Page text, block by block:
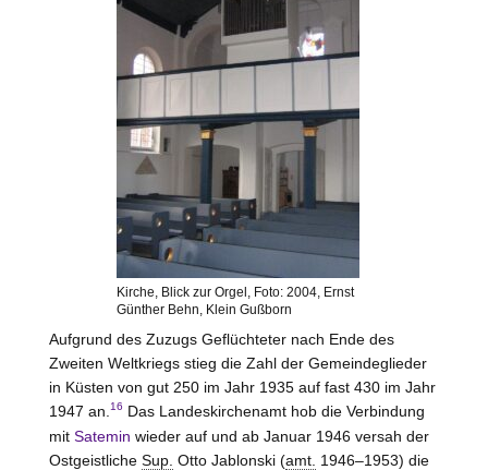
Kirche, Blick zur Orgel, Foto: 2004, Ernst
Günther Behn, Klein Gußborn
Aufgrund des Zuzugs Geflüchteter nach Ende des
Zweiten Weltkriegs stieg die Zahl der Gemeindeglieder
in Küsten von gut 250 im Jahr 1935 auf fast 430 im Jahr
1947 an. 16 Das Landeskirchenamt hob die Verbindung
mit Satemin wieder auf und ab Januar 1946 versah der
Ostgeistliche Sup. Otto Jablonski (amt. 1946–1953) die